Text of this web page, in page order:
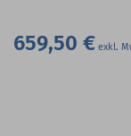
659,50 €